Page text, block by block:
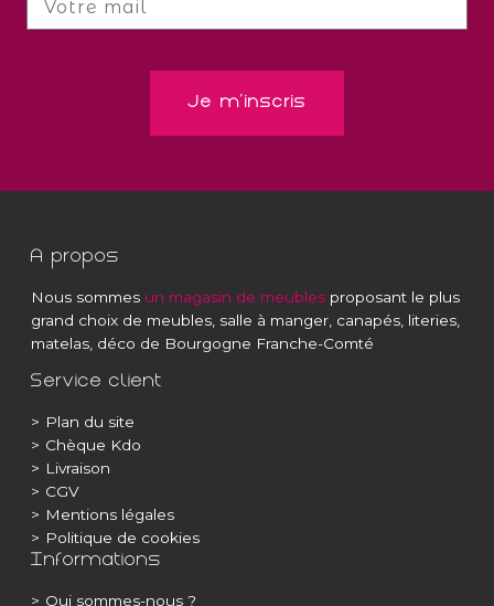
A propos
Nous sommes un magasin de meubles proposant le plus
grand choix de meubles, salle à manger, canapés, literies,
matelas, déco de Bourgogne Franche-Comté
Service client
> Plan du site
> Chèque Kdo
> Livraison
> CGV
> Mentions légales
> Politique de cookies
Informations
> Qui sommes-nous ?